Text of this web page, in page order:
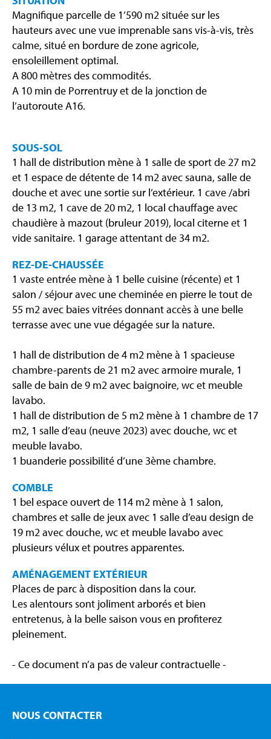
Magnifique parcelle de 1’590 m2 située sur les
hauteurs avec une vue imprenable sans vis-à-vis, très
calme, situé en bordure de zone agricole,
ensoleillement optimal.
A 800 mètres des commodités.
A 10 min de Porrentruy et de la jonction de
l’autoroute A16.
SOUS-SOL
1 hall de distribution mène à 1 salle de sport de 27 m2
et 1 espace de détente de 14 m2 avec sauna, salle de
douche et avec une sortie sur l’extérieur. 1 cave /abri
de 13 m2, 1 cave de 20 m2, 1 local chauffage avec
chaudière à mazout (bruleur 2019), local citerne et 1
vide sanitaire. 1 garage attentant de 34 m2.
REZ-DE-CHAUSSÉE
1 vaste entrée mène à 1 belle cuisine (récente) et 1
salon / séjour avec une cheminée en pierre le tout de
55 m2 avec baies vitrées donnant accès à une belle
terrasse avec une vue dégagée sur la nature.
1 hall de distribution de 4 m2 mène à 1 spacieuse
chambre-parents de 21 m2 avec armoire murale, 1
salle de bain de 9 m2 avec baignoire, wc et meuble
lavabo.
1 hall de distribution de 5 m2 mène à 1 chambre de 17
m2, 1 salle d’eau (neuve 2023) avec douche, wc et
meuble lavabo.
1 buanderie possibilité d’une 3ème chambre.
COMBLE
1 bel espace ouvert de 114 m2 mène à 1 salon,
chambres et salle de jeux avec 1 salle d’eau design de
19 m2 avec douche, wc et meuble lavabo avec
plusieurs vélux et poutres apparentes.
AMÉNAGEMENT EXTÉRIEUR
Places de parc à disposition dans la cour.
Les alentours sont joliment arborés et bien
entretenus, à la belle saison vous en profiterez
pleinement.
- Ce document n’a pas de valeur contractuelle -
NOUS CONTACTER